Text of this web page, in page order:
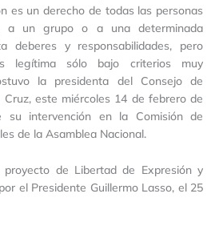
es un derecho de todas las personas
a un grupo o a una determinada
deberes y responsabilidades, pero
legítima sólo bajo criterios muy
la presidenta del Consejo de
Cruz, este miércoles 14 de febrero de
intervención en la Comisión de
de la Asamblea Nacional.
proyecto de Libertad de Expresión y
el Presidente Guillermo Lasso, el 25